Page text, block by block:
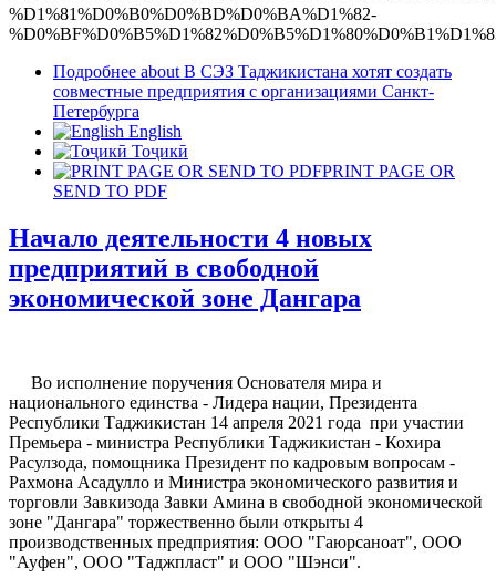
Подробнее about В СЭЗ Таджикистана хотят создать
совместные предприятия с организациями Санкт-
Петербурга
English
Тоҷикӣ
PRINT PAGE OR
SEND TO PDF
Начало деятельности 4 новых
предприятий в свободной
экономической зоне Дангара
Во исполнение поручения Основателя мира и
национального единства - Лидера нации, Президента
Республики Таджикистан 14 апреля 2021 года при участии
Премьера - министра Республики Таджикистан - Кохира
Расулзода, помощника Президент по кадровым вопросам -
Рахмона Асадулло и Министра экономического развития и
торговли Завкизода Завки Амина в свободной экономической
зоне "Дангара" торжественно были открыты 4
производственных предприятия: ООО "Гаюрсаноат", ООО
"Ауфен", ООО "Таджпласт" и ООО "Шэнси".